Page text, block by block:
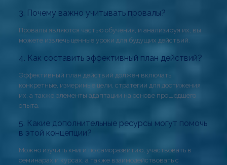
3. Почему важно учитывать провалы?
Провалы являются частью обучения, и анализируя их, вы
можете извлечь ценные уроки для будущих действий.
4. Как составить эффективный план действий?
Эффективный план действий должен включать
конкретные, измеримые цели, стратегии для достижения
их, а также элементы адаптации на основе прошедшего
опыта.
5. Какие дополнительные ресурсы могут помочь
в этой концепции?
Можно изучить книги по саморазвитию, участвовать в
семинарах и курсах, а также взаимодействовать с